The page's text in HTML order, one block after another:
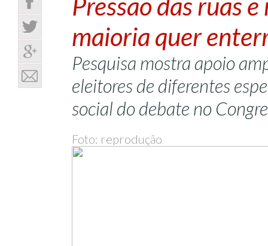
maioria quer
Pesquisa mostra apoio
eleitores de diferentes
social do debate no
Foto: reprodução